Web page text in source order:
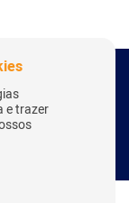
e trazer